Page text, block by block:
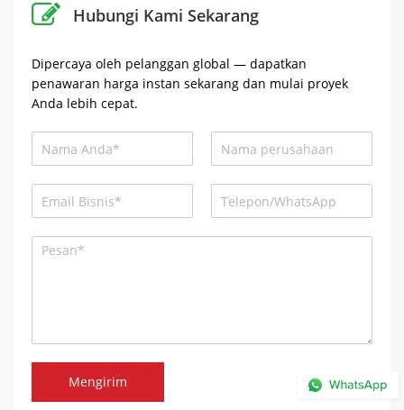
Hubungi Kami Sekarang
Dipercaya oleh pelanggan global — dapatkan
penawaran harga instan sekarang dan mulai proyek
Anda lebih cepat.
Mengirim